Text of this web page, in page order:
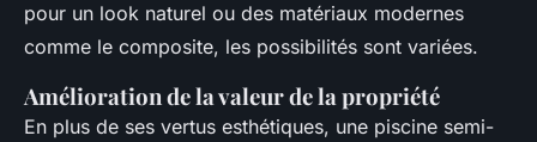
pour un look naturel ou des matériaux modernes
comme le composite, les possibilités sont variées.
Amélioration de la valeur de la propriété
En plus de ses vertus esthétiques, une piscine semi-